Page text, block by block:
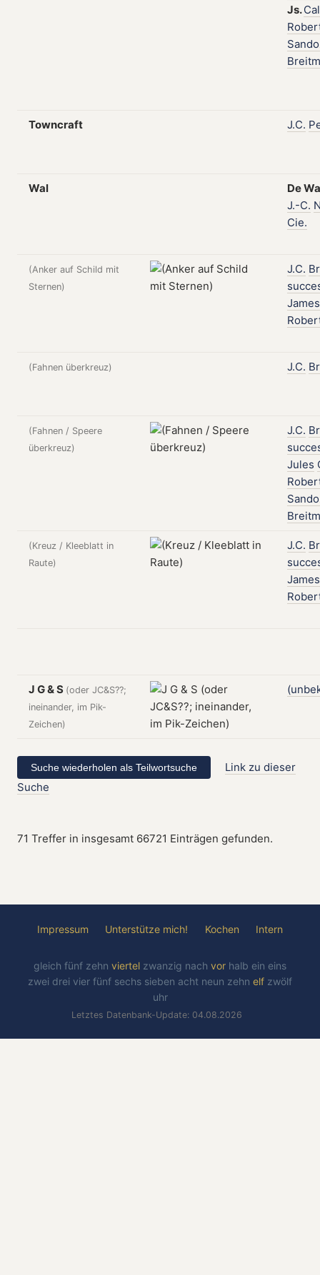
Js.
Towncraft J.C.
Wal De
J.-C.
Cie.
(Anker auf Schild mit
Sternen)
J.C.
James
(Fahnen überkreuz) J.C.
(Fahnen / Speere
überkreuz)
J.C.
Jules
(Kreuz / Kleeblatt in
Raute)
J.C.
James
J G & S (oder JC&S??;
ineinander, im Pik-
Zeichen)
Link zu dieser
Suche
71 Treffer in insgesamt 66721 Einträgen gefunden.
Impressum Unterstütze mich! Kochen Intern
gleich fünf zehn viertel zwanzig nach vor halb ein eins
zwei drei vier fünf sechs sieben acht neun zehn elf zwölf
uhr
Letztes Datenbank-Update: 04.08.2026